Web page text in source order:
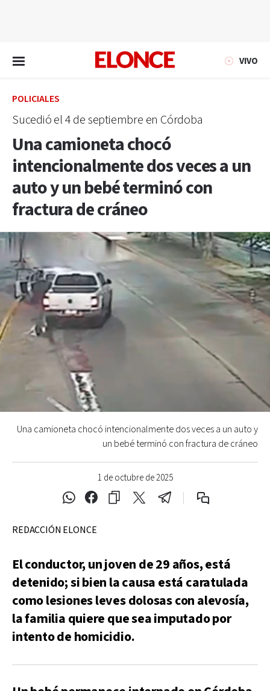
VIVO
POLICIALES
Sucedió el 4 de septiembre en Córdoba
Una camioneta chocó
intencionalmente dos veces a un
auto y un bebé terminó con
fractura de cráneo
1 de octubre de 2025
Una camioneta chocó intencionalmente dos veces a un auto y
un bebé terminó con fractura de cráneo
REDACCIÓN ELONCE
El conductor, un joven de 29 años, está
detenido; si bien la causa está caratulada
como lesiones leves dolosas con alevosía,
la familia quiere que sea imputado por
intento de homicidio.